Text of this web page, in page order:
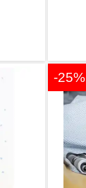
-25%